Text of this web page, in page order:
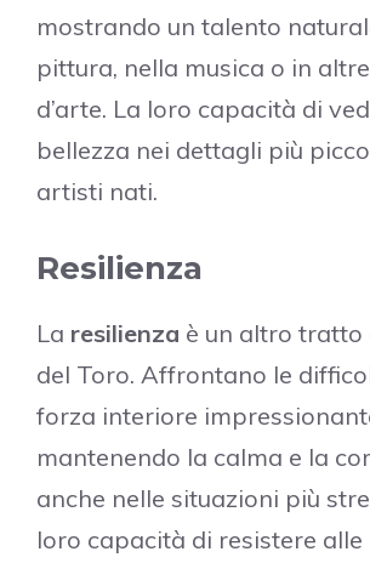
mostrando un talento
pittura, nella musica o in
d’arte. La loro capacità di
bellezza nei dettagli più
artisti nati.
Resilienza
La resilienza è un altro
del Toro. Affrontano le
forza interiore
mantenendo la calma e la
anche nelle situazioni più
loro capacità di resistere alle